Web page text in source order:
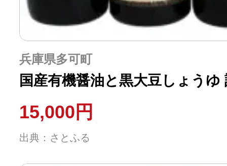
兵庫県多可町
国産有機醤油と黒大豆しょう
15,000円
出典：さとふる